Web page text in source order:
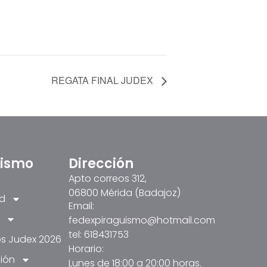
REGATA FINAL JUDEX
Judex 2026
Dirección
Apto correos 312,
06800 Mérida (Badajoz)
Email:
fedexpiraguismo@hotmail.com
tel: 618431753
Horario:
Lunes de 18:00 a 20:00 horas.